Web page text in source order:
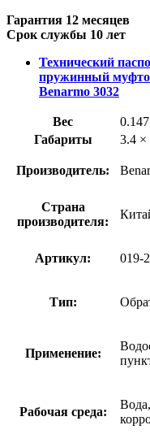
Гарантия 12 месяцев
Срок службы 10 лет
Технический
пружинный
Benarmo 3032
Вес
Габариты
3.4 ×
Производитель:
Страна
производителя:
Артикул: 019-
Тип:
Применение:
Рабочая среда: